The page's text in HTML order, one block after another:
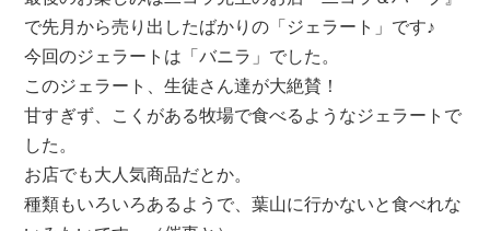
で先月から売り出したばかりの「ジェラート」です♪
今回のジェラートは「バニラ」でした。
このジェラート、生徒さん達が大絶賛！
甘すぎず、こくがある牧場で食べるようなジェラートで
した。
お店でも大人気商品だとか。
種類もいろいろあるようで、葉山に行かないと食べれな